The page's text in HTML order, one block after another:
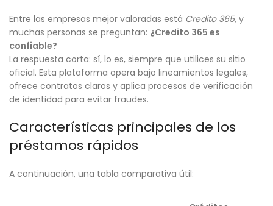
Entre las empresas mejor valoradas está Credito 365, y
muchas personas se preguntan: ¿Credito 365 es
confiable?
La respuesta corta: sí, lo es, siempre que utilices su sitio
oficial. Esta plataforma opera bajo lineamientos legales,
ofrece contratos claros y aplica procesos de verificación
de identidad para evitar fraudes.
Características principales de los
préstamos rápidos
A continuación, una tabla comparativa útil: